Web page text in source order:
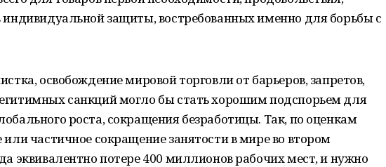
индивидуальной защиты, востребованных именно для борьбы с
освобождение мировой торговли от барьеров, запретов,
санкций могло бы стать хорошим подспорьем для
роста, сокращения безработицы. Так, по оценкам
или частичное сокращение занятости в мире во втором
эквивалентно потере 400 миллионов рабочих мест, и нужно